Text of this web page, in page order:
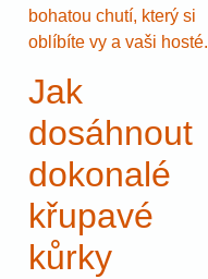
bohatou chutí, který si
oblíbíte vy a vaši hosté.
Jak
dosáhnout
dokonalé
křupavé
kůrky